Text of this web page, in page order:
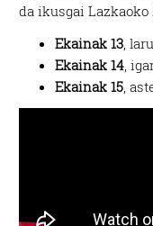
da ikusgai Lazkaoko
Ekainak 13 ,
Ekainak 14 ,
Ekainak 15 ,